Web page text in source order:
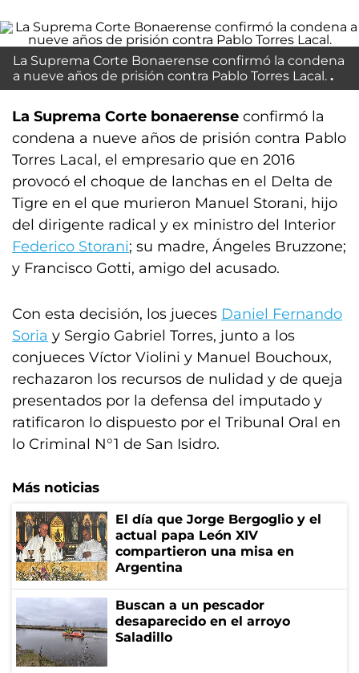
La Suprema Corte Bonaerense confirmó la condena
a nueve años de prisión contra Pablo Torres Lacal.
La Suprema Corte bonaerense confirmó la
condena a nueve años de prisión contra Pablo
Torres Lacal, el empresario que en 2016
provocó el choque de lanchas en el Delta de
Tigre en el que murieron Manuel Storani, hijo
del dirigente radical y ex ministro del Interior
Federico Storani; su madre, Ángeles Bruzzone;
y Francisco Gotti, amigo del acusado.
Con esta decisión, los jueces Daniel Fernando
Soria y Sergio Gabriel Torres, junto a los
conjueces Víctor Violini y Manuel Bouchoux,
rechazaron los recursos de nulidad y de queja
presentados por la defensa del imputado y
ratificaron lo dispuesto por el Tribunal Oral en
lo Criminal N°1 de San Isidro.
Más noticias
El día que Jorge Bergoglio y el
actual papa León XIV
compartieron una misa en
Argentina
Buscan a un pescador
desaparecido en el arroyo
Saladillo